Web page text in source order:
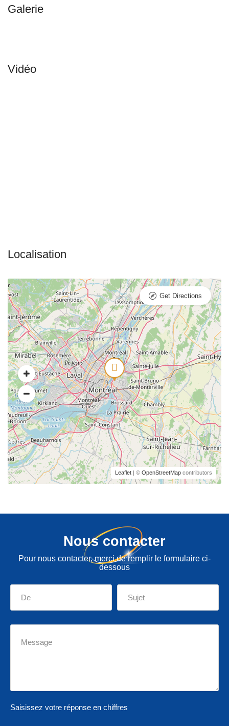
Leaflet | © OpenStreetMap contributors
Get Directions
Nous contacter
Pour nous contacter, merci de remplir le formulaire ci-
dessous
Saisissez votre réponse en chiffres